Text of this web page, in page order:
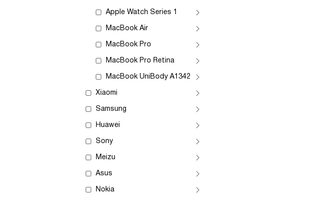
Apple Watch Series 1
MacBook Air
MacBook Pro
MacBook Pro Retina
MacBook UniBody A1342
Xiaomi
Samsung
Huawei
Sony
Meizu
Asus
Nokia